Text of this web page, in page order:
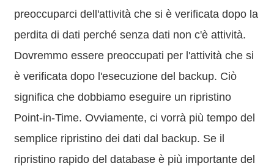
preoccuparci dell'attività che si è verificata dopo la
perdita di dati perché senza dati non c'è attività.
Dovremmo essere preoccupati per l'attività che si
è verificata dopo l'esecuzione del backup. Ciò
significa che dobbiamo eseguire un ripristino
Point-in-Time. Ovviamente, ci vorrà più tempo del
semplice ripristino dei dati dal backup. Se il
ripristino rapido del database è più importante del